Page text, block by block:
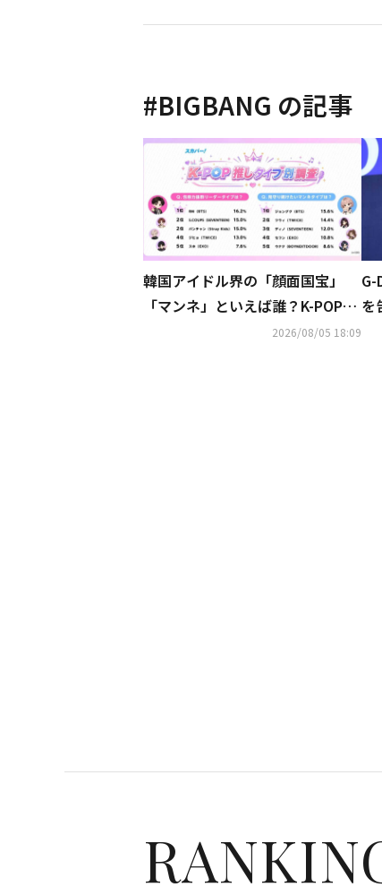
#BIGBANG の記事
韓国アイドル界の「顔面国宝」
「マンネ」といえば誰？K-POP推
しタイプ別調査の結果が明らかに
2026/08/05 18:09
G-
を